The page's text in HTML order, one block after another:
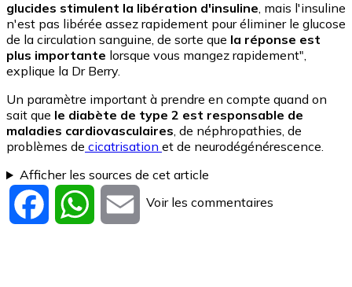
glucides stimulent la libération d'insuline, mais l'insuline
n'est pas libérée assez rapidement pour éliminer le glucose
de la circulation sanguine, de sorte que la réponse est
plus importante lorsque vous mangez rapidement",
explique la Dr Berry.
Un paramètre important à prendre en compte quand on
sait que le diabète de type 2 est responsable de
maladies cardiovasculaires, de néphropathies, de
problèmes de cicatrisation et de neurodégénérescence.
Afficher les sources de cet article
Facebook WhatsApp
Email
Voir les commentaires